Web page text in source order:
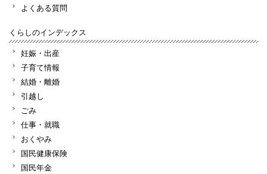
よくある質問
くらしのインデックス
妊娠・出産
子育て情報
結婚・離婚
引越し
ごみ
仕事・就職
おくやみ
国民健康保険
国民年金